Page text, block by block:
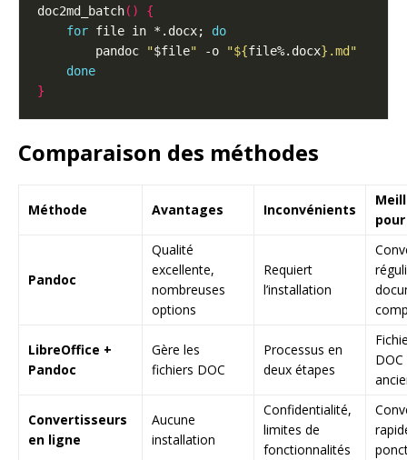
doc2md_batch()
{
for file in *.docx; do
        pandoc
"$file" -o "${file%.docx} .md"
done
}
Comparaison des méthodes
Méthode Avantages Inconvénients
pour
Pandoc
Qualité
excellente,
nombreuses
options
Requiert
l’installation
LibreOffice +
Pandoc
Gère les
fichiers DOC
Processus en
deux étapes
DOC
Convertisseurs
en ligne
Aucune
installation
Confidentialité,
limites de
fonctionnalités